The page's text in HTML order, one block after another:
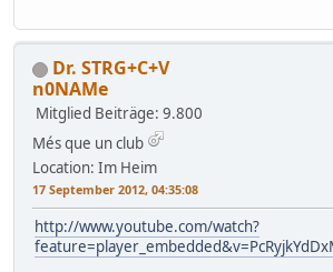
Dr. STRG+C+V
n0NAMe
Mitglied Beiträge: 9.800
Més que un club
Location: Im Heim
17 September 2012, 04:35:08
http://www.youtube.com/watch?